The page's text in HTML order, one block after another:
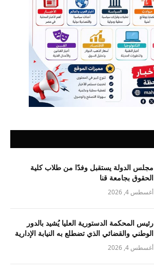
مجلس الدولة يستقبل وفدًا من طلاب كلية
الحقوق بجامعة قنا
أغسطس 4, 2026
رئيس المحكمة الدستورية العليا يُشيد بالدور
الوطني والقضائي الذي تضطلع به النيابة الإدارية
أغسطس 4, 2026